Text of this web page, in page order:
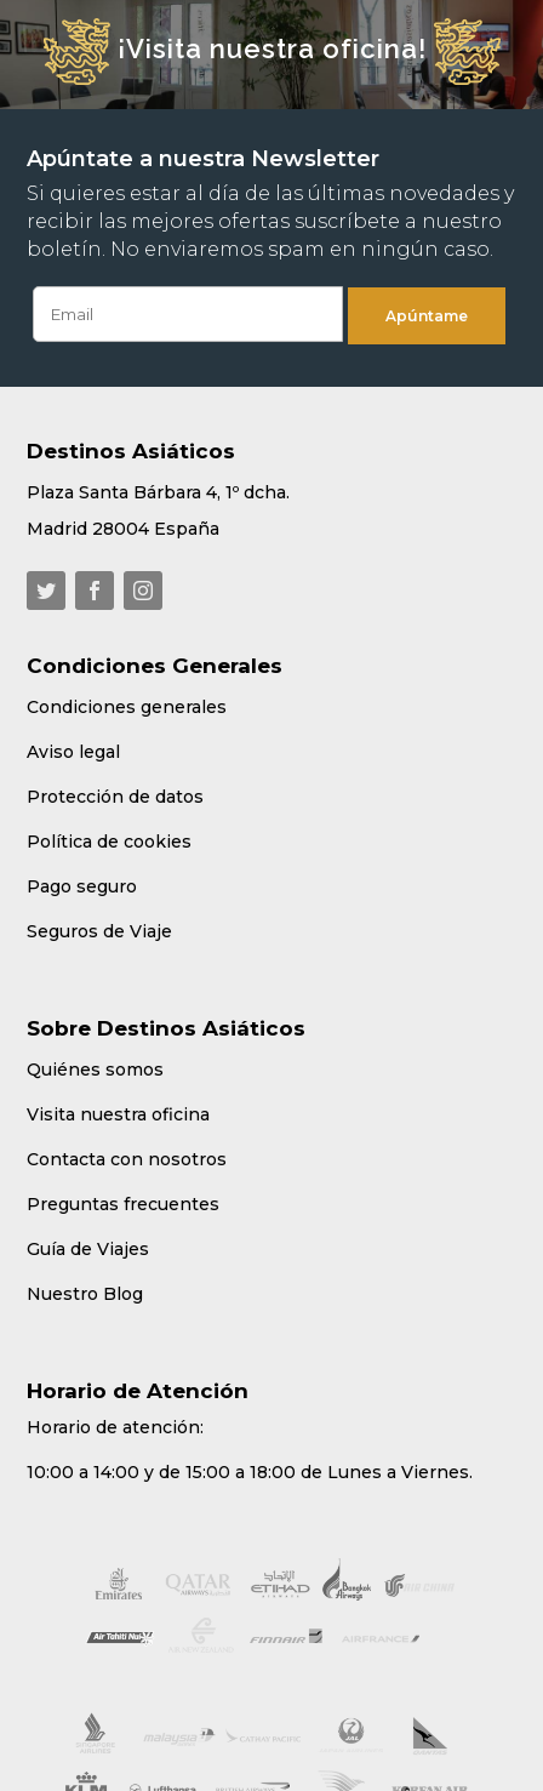
¡Visita nuestra oficina!
Apúntate a nuestra Newsletter
Si quieres estar al día de las últimas novedades y
recibir las mejores ofertas suscríbete a nuestro
boletín. No enviaremos spam en ningún caso.
Destinos Asiáticos
Plaza Santa Bárbara 4, 1º dcha.
Madrid 28004 España
Condiciones Generales
Condiciones generales
Aviso legal
Protección de datos
Política de cookies
Pago seguro
Seguros de Viaje
Sobre Destinos Asiáticos
Quiénes somos
Visita nuestra oficina
Contacta con nosotros
Preguntas frecuentes
Guía de Viajes
Nuestro Blog
Horario de Atención
Horario de atención:
10:00 a 14:00 y de 15:00 a 18:00 de Lunes a Viernes.